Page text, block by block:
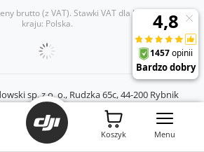
Koszyk Menu
brutto (z VAT). Stawki VAT dla konsumentów z
kraju: Polska.
sp. z o. o., Rudzka 65c,44-200 Rybnik
ars.pl | telefon:734 734 920
| 0000944160